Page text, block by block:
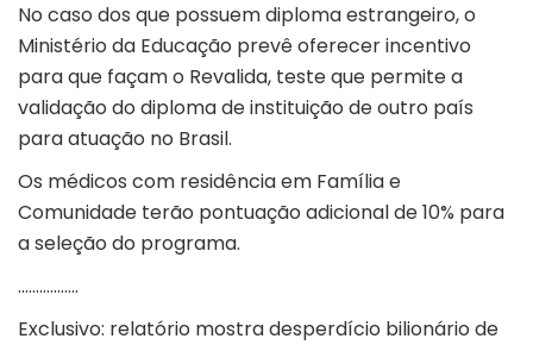
No caso dos que possuem diploma estrangeiro, o
Ministério da Educação prevê oferecer incentivo
para que façam o Revalida, teste que permite a
validação do diploma de instituição de outro país
para atuação no Brasil.
Os médicos com residência em Família e
Comunidade terão pontuação adicional de 10% para
a seleção do programa.
……………..
Exclusivo: relatório mostra desperdício bilionário de